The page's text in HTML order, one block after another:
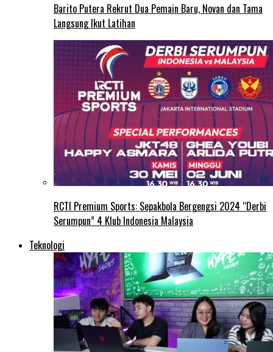
Barito Putera Rekrut Dua Pemain Baru, Novan dan Tama
Langsung Ikut Latihan
RCTI Premium Sports: Sepakbola Bergengsi 2024 “Derbi
Serumpun” 4 Klub Indonesia Malaysia
Teknologi